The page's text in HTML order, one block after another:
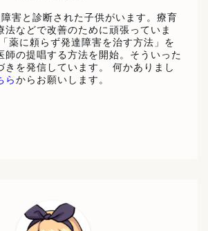
害と診断された子供がいます。療育
法などで改善のために頑張っていま
薬に頼らず発達障害を治す方法」を
師の提唱する方法を開始。そういった
きを発信しています。 何かありまし
ら からお願いします。